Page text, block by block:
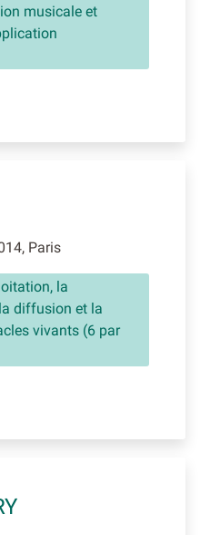
musicale et
Paris
la
diffusion et la
vivants (6 par